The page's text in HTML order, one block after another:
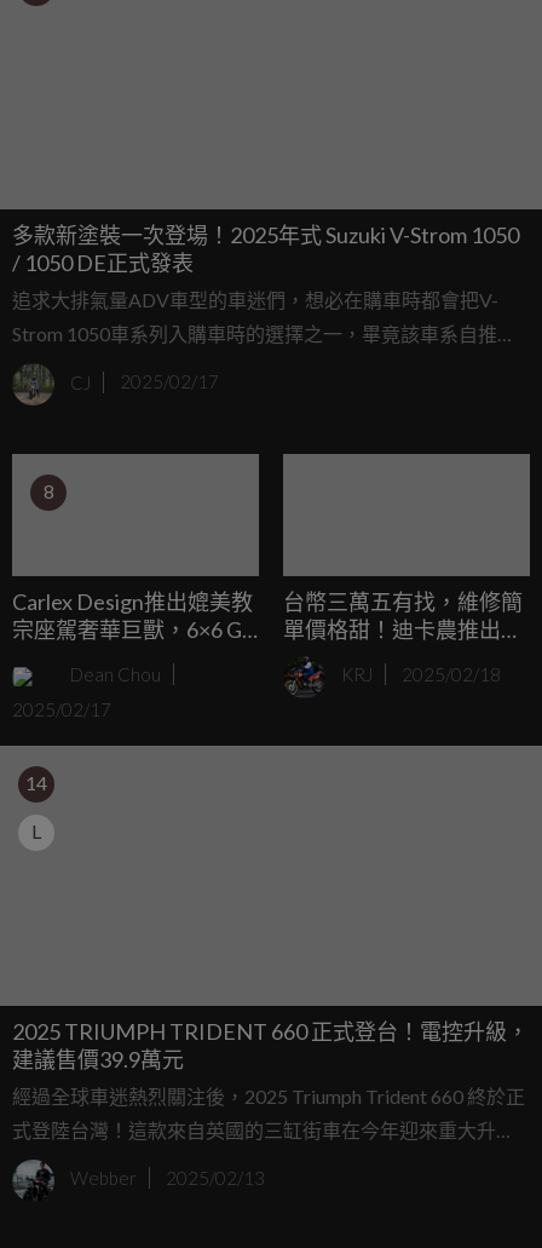
多款新塗裝一次登場！2025年式 Suzuki V-Strom 1050
/ 1050 DE正式發表
追求大排氣量ADV車型的車迷們，想必在購車時都會把V-
Strom 1050車系列入購車時的選擇之一，畢竟該車系自推出
以來一直都受到了許多車迷們喜愛。正因如此，Suzuki最近
發表了2025新年式的V-Strom 1050 / 1050DE，趕快來帶大家
CJ 2025/02/17
8
Carlex Design推出媲美教
宗座駕奢華巨獸，6×6 G-
Class「Habemus」
Dean Chou
2025/02/17
台幣三萬五有找，維修簡
單價格甜！迪卡農推出
Rockrider E-ACTV 100電
動登山車
KRJ 2025/02/18
14
L
2025 TRIUMPH TRIDENT 660 正式登台！電控升級，
建議售價39.9萬元
經過全球車迷熱烈關注後，2025 Triumph Trident 660 終於正
式登陸台灣！這款來自英國的三缸街車在今年迎來重大升
級，不僅維持原本輕巧靈活的特色，更導入一系列電控與騎
乘輔助系統，讓操控感與騎乘安全性全面提升。對於熱愛操
Webber 2025/02/13